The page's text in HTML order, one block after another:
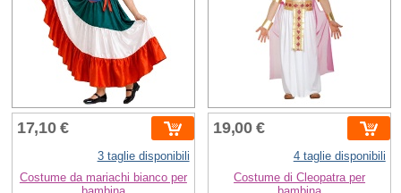
17,10 €
3 taglie disponibili
Costume da mariachi bianco per
19,00 €
4 taglie disponibili
Costume di Cleopatra per